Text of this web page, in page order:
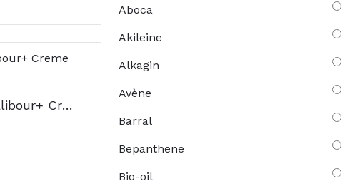
A-Derma Dermalibour+ Creme Reparador 50ml
Aboca
Akileine
Alkagin
Avène
Barral
Bepanthene
Bio-oil